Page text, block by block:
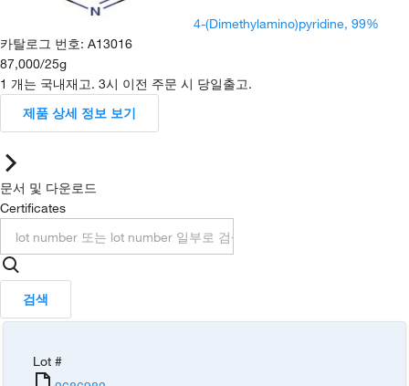
4-(Dimethylamino)pyridine, 99%
카탈로그 번호: A13016
87,000/25g
1 개는 국내재고. 3시 이전 주문 시 당일출고.
제품 상세 정보 보기
문서 및 다운로드
Certificates
검색
Lot #